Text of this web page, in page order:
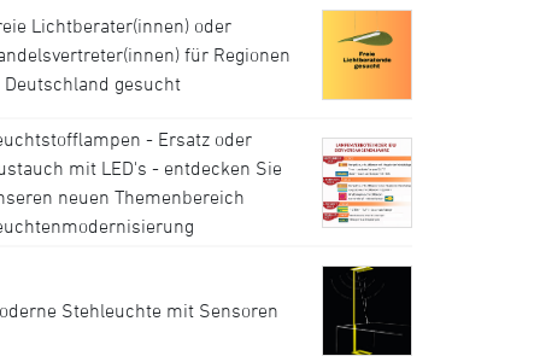
Lichtberater(innen) oder
für Regionen
Deutschland gesucht
- Ersatz oder
mit LED's - entdecken Sie
neuen Themenbereich
Stehleuchte mit Sensoren